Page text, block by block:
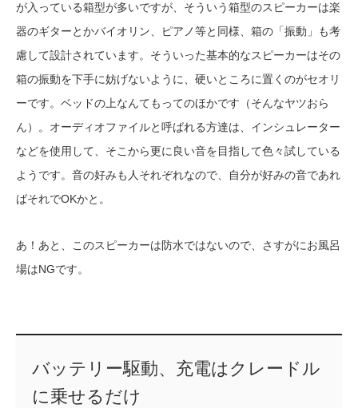
が入っている箱型が多いですが、そういう箱型のスピーカーは楽
器のギターとかバイオリン、ピアノ等と同様、箱の「振動」も考
慮して設計されています。そういった基本的なスピーカーはその
箱の振動を下手に妨げないように、硬いところに置くのがセオリ
ーです。ベッドの上なんてもってのほかです（そんなヤツおら
ん）。オーディオファイルと呼ばれる方達は、インシュレーター
などを使用して、そこから更に良い音を目指して色々試している
ようです。音の好みも人それぞれなので、自分が好みの音であれ
ばそれでOKかと。
あ！あと、このスピーカーは防水ではないので、さすがにお風呂
場はNGです。
バッテリー駆動、充電はクレードル
に乗せるだけ